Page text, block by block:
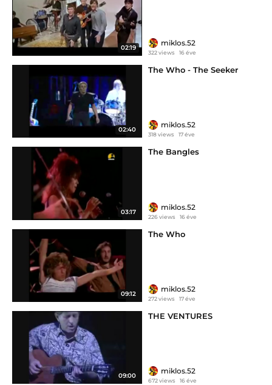
02:19
miklos.52
322 views 16 éve
02:40
The Who - The Seeker
miklos.52
318 views 17 éve
03:17
The Bangles
miklos.52
226 views 16 éve
09:12
The Who
miklos.52
272 views 17 éve
09:00
THE VENTURES
miklos.52
672 views 16 éve